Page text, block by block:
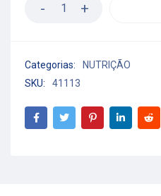
Categorias:
NUTRIÇÃO
SKU:
41113